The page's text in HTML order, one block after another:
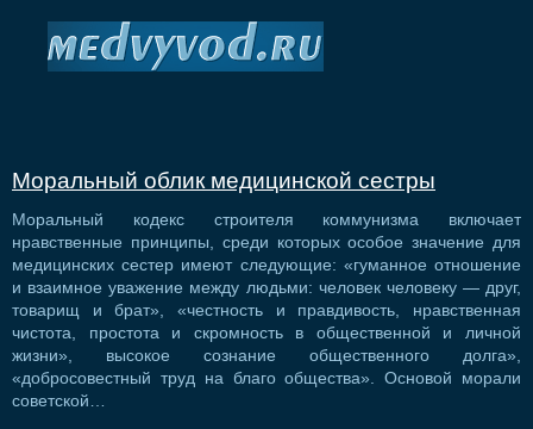
Моральный облик медицинской сестры
Моральный кодекс строителя коммунизма включает
нравственные принципы, среди которых особое значение для
медицинских сестер имеют следующие: «гуманное отношение
и взаимное уважение между людьми: человек человеку — друг,
товарищ и брат», «честность и правдивость, нравственная
чистота, простота и скромность в общественной и личной
жизни», высокое сознание общественного долга»,
«добросовестный труд на благо общества». Основой морали
советской…